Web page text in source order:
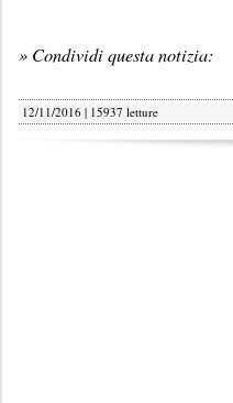
» Condividi questa notizia:
12/11/2016 | 15937 letture